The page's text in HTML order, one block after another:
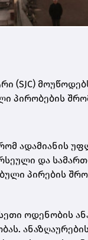
(SJC)
პირობების
ადამიანის
და
პირების
ოდენობის